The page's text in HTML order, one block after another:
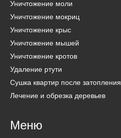
Уничтожение моли
Уничтожение мокриц
Уничтожение крыс
Уничтожение мышей
Уничтожение кротов
Удаление ртути
Сушка квартир после затопления
Лечение и обрезка деревьев
Меню